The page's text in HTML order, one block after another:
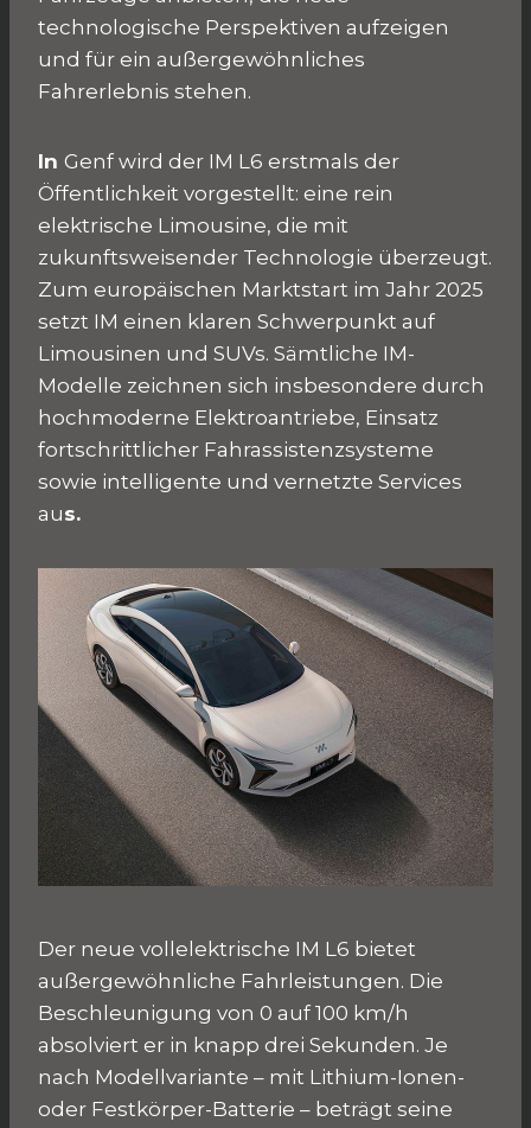
technologische Perspektiven aufzeigen
und für ein außergewöhnliches
Fahrerlebnis stehen.
In Genf wird der IM L6 erstmals der
Öffentlichkeit vorgestellt: eine rein
elektrische Limousine, die mit
zukunftsweisender Technologie überzeugt.
Zum europäischen Marktstart im Jahr 2025
setzt IM einen klaren Schwerpunkt auf
Limousinen und SUVs. Sämtliche IM-
Modelle zeichnen sich insbesondere durch
hochmoderne Elektroantriebe, Einsatz
fortschrittlicher Fahrassistenzsysteme
sowie intelligente und vernetzte Services
aus.
Der neue vollelektrische IM L6 bietet
außergewöhnliche Fahrleistungen. Die
Beschleunigung von 0 auf 100 km/h
absolviert er in knapp drei Sekunden. Je
nach Modellvariante – mit Lithium-Ionen-
oder Festkörper-Batterie – beträgt seine